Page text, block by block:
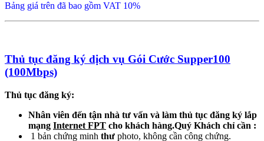
Bảng giá trên đã bao gồm VAT 10%
Thủ tục đăng ký dịch vụ Gói Cước Supper100
(100Mbps)
Thủ tục đăng ký:
Nhân viên đến tận nhà tư vấn và làm thủ tục đăng ký lắp
mạng Internet FPT cho khách hàng.Quý Khách chỉ cần :
1 bản chứng minh thư photo, không cần công chứng.